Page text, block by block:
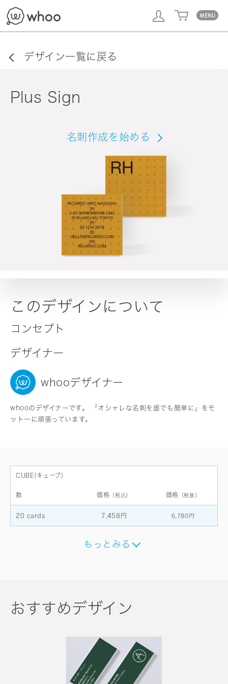
デザイン一覧に戻る
Plus Sign
名刺作成を始める
このデザインについて
コンセプト
デザイナー
whooデザイナー
whooのデザイナーです。 「オシャレな名刺を誰でも簡単に」をモ
ットーに頑張っています。
CUBE(キューブ)
数 価格 （税込） 価格 （税抜）
20 cards 7,458円 6,780円
もっとみる
おすすめデザイン